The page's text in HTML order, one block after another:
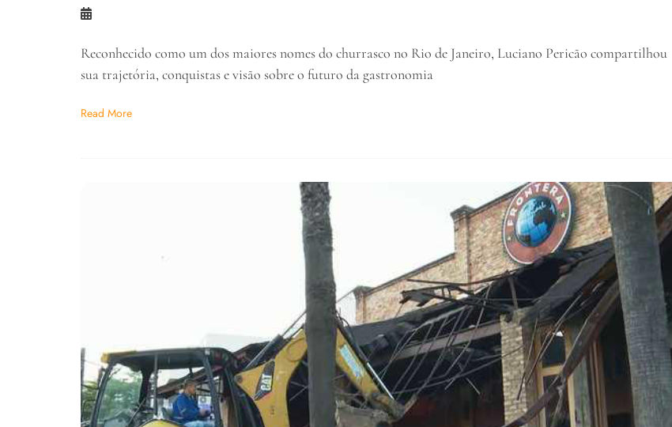
Reconhecido como um dos maiores nomes do churrasco no Rio de Janeiro, Luciano Pericão compartilhou
sua trajetória, conquistas e visão sobre o futuro da gastronomia
Read More